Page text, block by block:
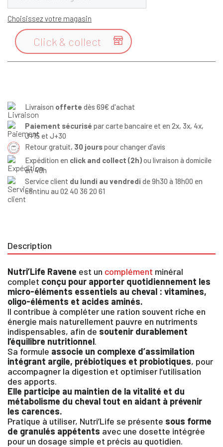
Choisissez votre magasin

Click & collect
Livraison offerte dès 69€ d'achat
Paiement sécurisé par carte bancaire et en 2x, 3x, 4x,
J+15 et J+30
Retour gratuit, 30 jourspour changer d’avis
Expédition en click and collect (2h)ou livraison à domicile
en 48h
Service client du lundi au vendredi de 9h30 à 18h00 en
continu au 02 40 36 20 61
Description
Nutri’Life Ravene est un complément minéral
complet conçu pour apporter quotidiennement les
micro-éléments essentiels au cheval : vitamines,
oligo-éléments et acides aminés.
Il contribue à compléter une ration souvent riche en
énergie mais naturellement pauvre en nutriments
indispensables, afin de soutenir durablement
l’équilibre nutritionnel.
Sa formule associe un complexe d’assimilation
intégrant argile, prébiotiques et probiotiques, pour
accompagner la digestion et optimiser l’utilisation
des apports.
Elle participe au maintien de la vitalité et du
métabolisme du cheval tout en aidant à prévenir
les carences.
Pratique à utiliser, Nutri’Life se présente sous forme
de granulés appétents avec une dosette intégrée
pour un dosage simple et précis au quotidien.